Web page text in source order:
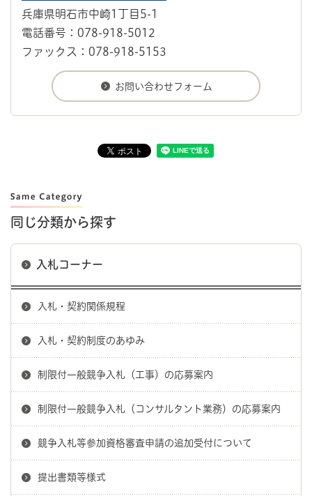
兵庫県明石市中崎1丁目5-1
電話番号：078-918-5012
ファックス：078-918-5153
同じ分類から探す
入札コーナー
入札・契約関係規程
入札・契約制度のあゆみ
制限付一般競争入札（工事）の応募案内
制限付一般競争入札（コンサルタント業務）の応募案内
競争入札等参加資格審査申請の追加受付について
提出書類等様式